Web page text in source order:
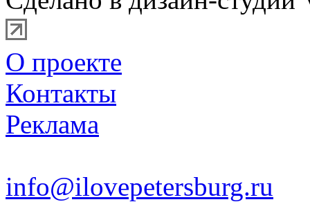
О проекте
Контакты
Реклама
info@ilovepetersburg.ru